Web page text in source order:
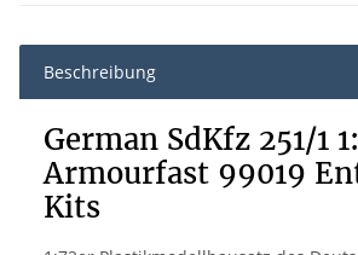
Beschreibung
German SdKfz 251/1
Armourfast 99019
Kits